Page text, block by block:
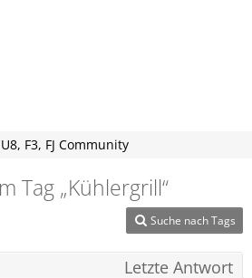
F3, FJ Community
Tag „Kühlergrill“
Suche nach Tags
Letzte Antwort